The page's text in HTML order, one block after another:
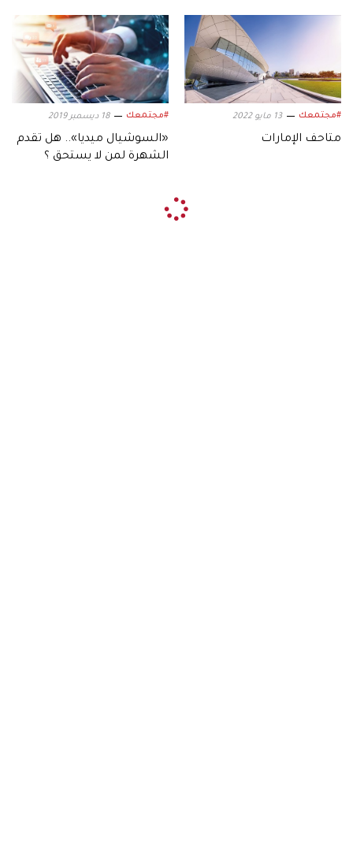
#مجتمعك 13 مايو 2022
متاحف الإمارات
#مجتمعك 18 ديسمبر 2019
«السوشيال ميديا».. هل تقدم
الشهرة لمن لا يستحق ؟